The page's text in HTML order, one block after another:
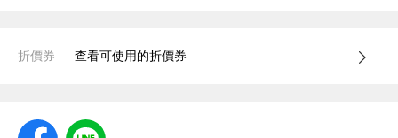
折價券 查看可使用的折價券